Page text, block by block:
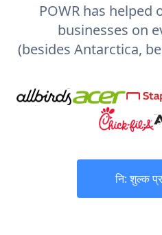
POWR has helped
businesses on
(besides Antarctica,
नि: शुल्क